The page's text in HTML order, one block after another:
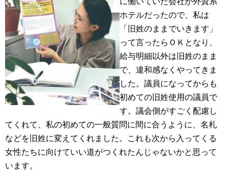
ホテルだったので、私は
「旧姓のままでいきます」
って言ったらＯＫとなり、
給与明細以外は旧姓のまま
で、違和感なくやってきま
した。議員になってからも
初めての旧姓使用の議員で
す。議会側がすごく配慮し
てくれて、私の初めての一般質問に間に合うように、名札
などを旧姓に変えてくれました。これも次から入ってくる
女性たちに向けていい道がつくれたんじゃないかと思って
います。